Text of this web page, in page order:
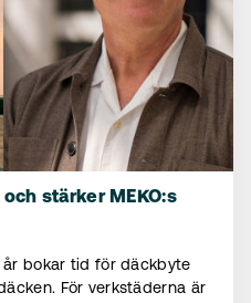
stärker MEKO:s
år bokar tid för däckbyte
För verkstäderna är